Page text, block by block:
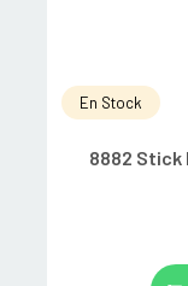
En Stock
8882 Stick